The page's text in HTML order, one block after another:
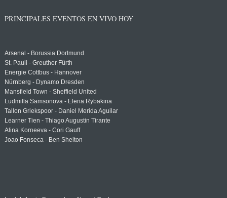
PRINCIPALES EVENTOS EN VIVO HOY
Arsenal - Borussia Dortmund
St. Pauli - Greuther Fürth
Energie Cottbus - Hannover
Nürnberg - Dynamo Dresden
Mansfield Town - Sheffield United
Ludmilla Samsonova - Elena Rybakina
Tallon Griekspoor - Daniel Merida Aguilar
Learner Tien - Thiago Augustin Tirante
Alina Korneeva - Cori Gauff
Joao Fonseca - Ben Shelton